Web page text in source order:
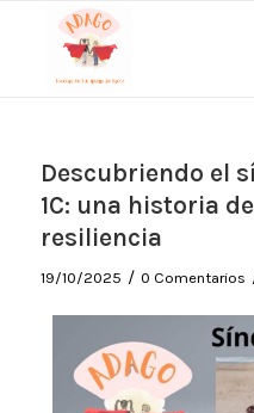
Descubriendo el
1C: una historia
resiliencia
19/10/2025 / 0 Comentarios